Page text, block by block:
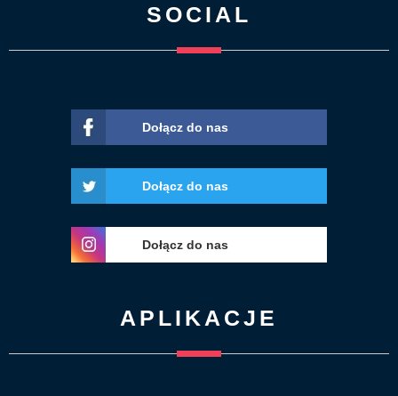
SOCIAL
Dołącz do nas
Dołącz do nas
Dołącz do nas
APLIKACJE